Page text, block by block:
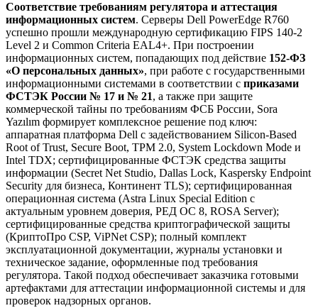
Соответствие требованиям регулятора и аттестация
информационных систем. Серверы Dell PowerEdge R760
успешно прошли международную сертификацию FIPS 140-2
Level 2 и Common Criteria EAL4+. При построении
информационных систем, попадающих под действие 152-ФЗ
«О персональных данных», при работе с государственными
информационными системами в соответствии с приказами
ФСТЭК России № 17 и № 21, а также при защите
коммерческой тайны по требованиям ФСБ России, Sora
Yazılım формирует комплексное решение под ключ:
аппаратная платформа Dell с задействованием Silicon-Based
Root of Trust, Secure Boot, TPM 2.0, System Lockdown Mode и
Intel TDX; сертифицированные ФСТЭК средства защиты
информации (Secret Net Studio, Dallas Lock, Kaspersky Endpoint
Security для бизнеса, Континент TLS); сертифицированная
операционная система (Astra Linux Special Edition с
актуальным уровнем доверия, РЕД ОС 8, ROSA Server);
сертифицированные средства криптографической защиты
(КриптоПро CSP, ViPNet CSP); полный комплект
эксплуатационной документации, журналы установки и
техническое задание, оформленные под требования
регулятора. Такой подход обеспечивает заказчика готовыми
артефактами для аттестации информационной системы и для
проверок надзорных органов.